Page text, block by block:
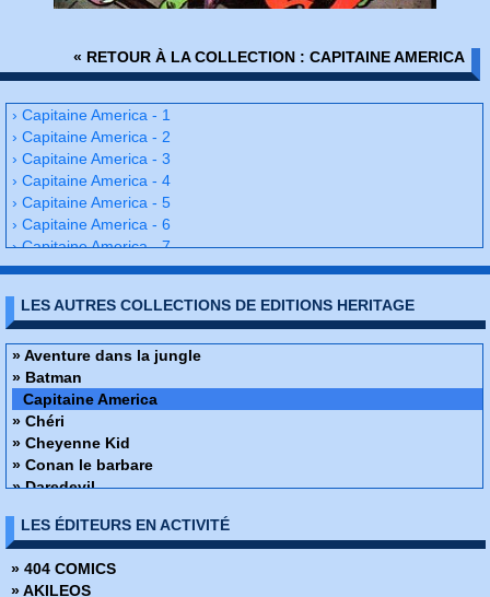
« RETOUR À LA COLLECTION : CAPITAINE AMERICA
› Capitaine America - 1
› Capitaine America - 2
› Capitaine America - 3
› Capitaine America - 4
› Capitaine America - 5
› Capitaine America - 6
› Capitaine America - 7
› Capitaine America - 8
› Capitaine America - 10
› Capitaine America - 11
› Capitaine America - 12
› Capitaine America - 13
› Capitaine America - 14
› Capitaine America - 15
› Capitaine America - 16
› Capitaine America - 17
› Capitaine America - 18
› Capitaine America - 20
› Capitaine America - 21
› Capitaine America - 22
LES AUTRES COLLECTIONS DE EDITIONS HERITAGE
» Aventure dans la jungle
» Batman
Capitaine America
» Chéri
» Cheyenne Kid
» Conan le barbare
» Daredevil
» Fantastic Four
» Fantômes echos du monde du spiritisme
» Flash
LES ÉDITEURS EN ACTIVITÉ
» 404 COMICS
» AKILEOS